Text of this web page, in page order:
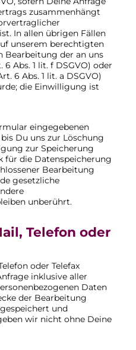
zusammenhängt
In allen übrigen Fällen
unserem berechtigten
Bearbeitung der an uns
Abs. 1 lit. f DSGVO) oder
6 Abs. 1 lit. a DSGVO)
die Einwilligung ist
eingegebenen
Du uns zur Löschung
zur Speicherung
für die Datenspeicherung
Bearbeitung
gesetzliche
unberührt.
Telefon oder
oder Telefax
inklusive aller
Daten
der Bearbeitung
und
wir nicht ohne Deine